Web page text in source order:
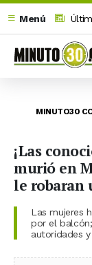
Menú
MINUTO30
¡Las
murió en
le robaran
Las mujeres
por el
autoridades